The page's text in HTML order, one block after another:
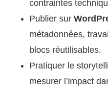
contraintes
Publier sur
métadonnées,
blocs réutilisables.
Pratiquer le
mesurer l’impact